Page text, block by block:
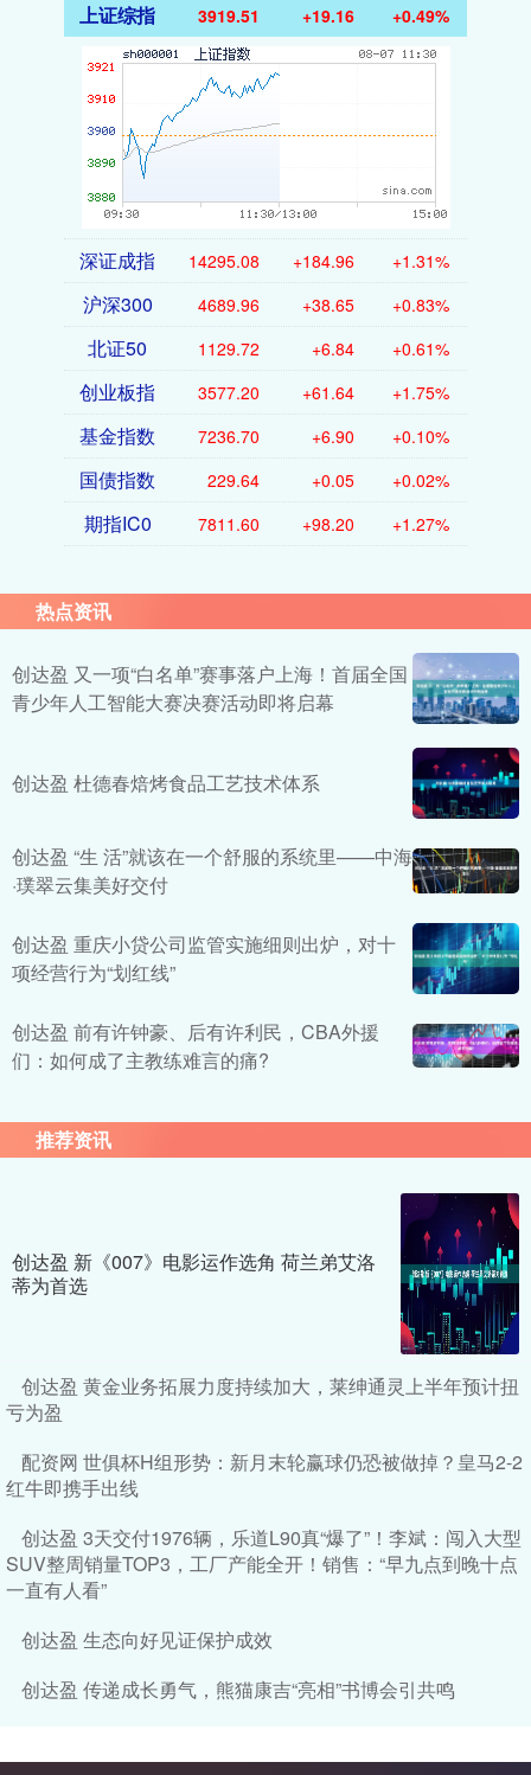
上证综指 3919.51 +19.16 +0.49%
深证成指 14295.08 +184.96 +1.31%
沪深300 4689.96 +38.65 +0.83%
北证50 1129.72 +6.84 +0.61%
创业板指 3577.20 +61.64 +1.75%
基金指数 7236.70 +6.90 +0.10%
国债指数 229.64 +0.05 +0.02%
期指IC0 7811.60 +98.20 +1.27%
热点资讯
创达盈 又一项“白名单”赛事落户上海！首届全国
青少年人工智能大赛决赛活动即将启幕
创达盈 杜德春焙烤食品工艺技术体系
创达盈 “生 活”就该在一个舒服的系统里——中海
·璞翠云集美好交付
创达盈 重庆小贷公司监管实施细则出炉，对十
项经营行为“划红线”
创达盈 前有许钟豪、后有许利民，CBA外援
们：如何成了主教练难言的痛?
推荐资讯
创达盈 新《007》电影运作选角 荷兰弟艾洛
蒂为首选
创达盈 黄金业务拓展力度持续加大，莱绅通灵上半年预计扭
亏为盈
配资网 世俱杯H组形势：新月末轮赢球仍恐被做掉？皇马2-2
红牛即携手出线
创达盈 3天交付1976辆，乐道L90真“爆了”！李斌：闯入大型
SUV整周销量TOP3，工厂产能全开！销售：“早九点到晚十点
一直有人看”
创达盈 生态向好见证保护成效
创达盈 传递成长勇气，熊猫康吉“亮相”书博会引共鸣